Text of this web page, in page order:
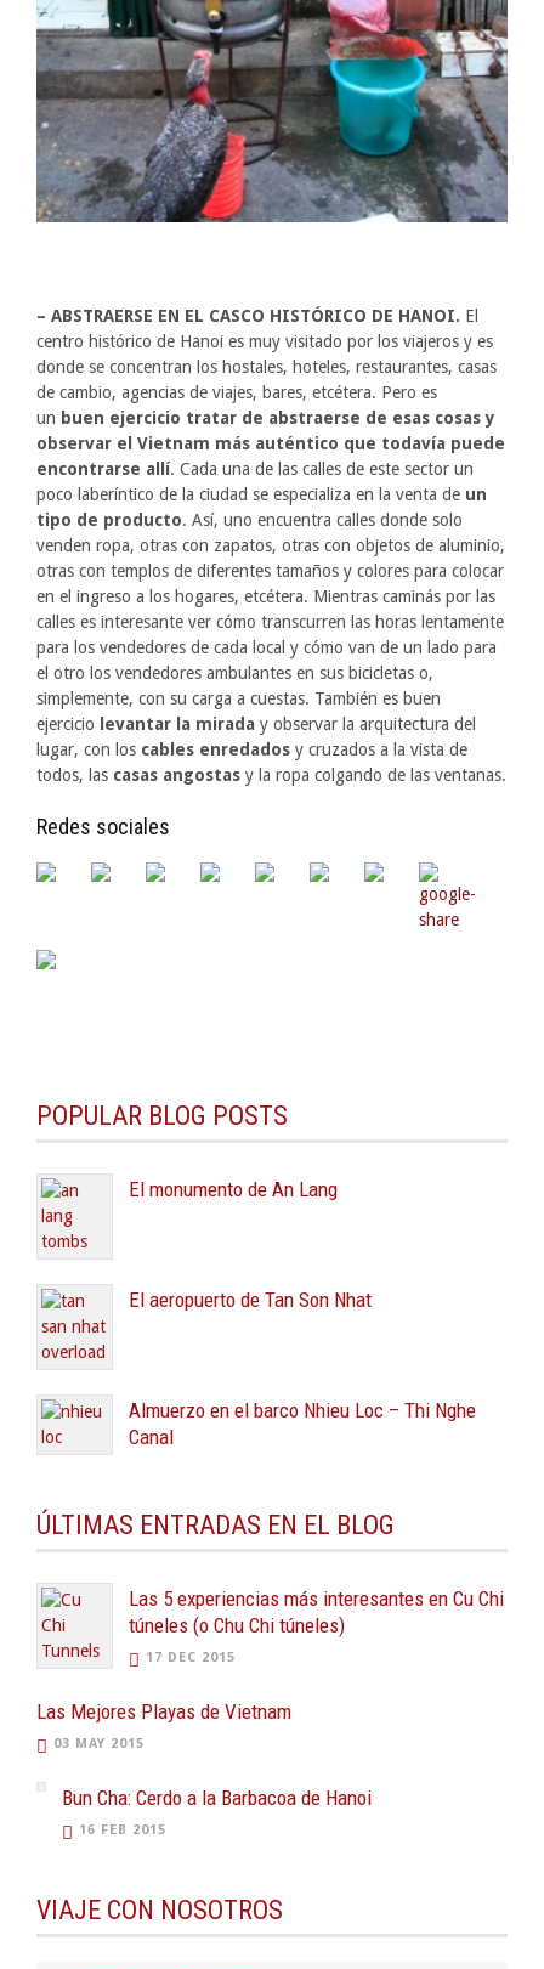
– ABSTRAERSE EN EL CASCO HISTÓRICO DE HANOI. El
centro histórico de Hanoi es muy visitado por los viajeros y es
donde se concentran los hostales, hoteles, restaurantes, casas
de cambio, agencias de viajes, bares, etcétera. Pero es
un buen ejercicio tratar de abstraerse de esas cosas y
observar el Vietnam más auténtico que todavía puede
encontrarse allí. Cada una de las calles de este sector un
poco laberíntico de la ciudad se especializa en la venta de un
tipo de producto. Así, uno encuentra calles donde solo
venden ropa, otras con zapatos, otras con objetos de aluminio,
otras con templos de diferentes tamaños y colores para colocar
en el ingreso a los hogares, etcétera. Mientras caminás por las
calles es interesante ver cómo transcurren las horas lentamente
para los vendedores de cada local y cómo van de un lado para
el otro los vendedores ambulantes en sus bicicletas o,
simplemente, con su carga a cuestas. También es buen
ejercicio
levantar la mirada y observar la arquitectura del
lugar, con los cables enredados y cruzados a la vista de
todos, las casas angostas y la ropa colgando de las ventanas.
Redes sociales
POPULAR BLOG POSTS
El monumento de An Lang
El aeropuerto de Tan Son Nhat
Almuerzo en el barco Nhieu Loc – Thi Nghe
Canal
ÚLTIMAS ENTRADAS EN EL BLOG
Las 5 experiencias más interesantes en Cu Chi
túneles (o Chu Chi túneles)
17 DEC 2015
Las Mejores Playas de Vietnam
03 MAY 2015
Bun Cha: Cerdo a la Barbacoa de Hanoi
16 FEB 2015
VIAJE CON NOSOTROS